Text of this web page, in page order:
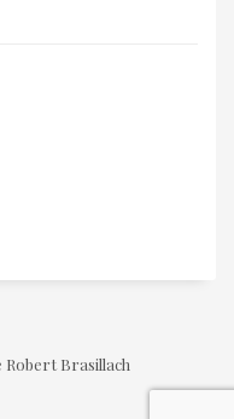
Robert Brasillach